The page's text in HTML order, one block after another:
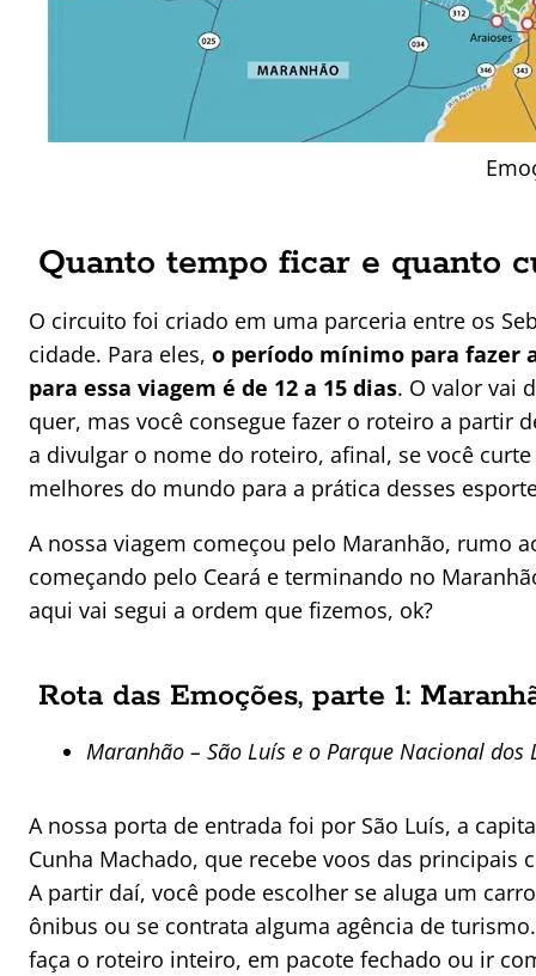
Quanto tempo ficar e quanto
O circuito foi criado em uma parceria entre os
cidade. Para eles, o período mínimo para fazer
para essa viagem é de 12 a 15 dias. O valor vai
quer, mas você consegue fazer o roteiro a partir
a divulgar o nome do roteiro, afinal, se você
melhores do mundo para a prática desses
A nossa viagem começou pelo Maranhão, rumo
começando pelo Ceará e terminando no
aqui vai segui a ordem que fizemos, ok?
Rota das Emoções, parte 1:
Maranhão – São Luís e o Parque Nacional dos
A nossa porta de entrada foi por São Luís, a
Cunha Machado, que recebe voos das
A partir daí, você pode escolher se aluga um
ônibus ou se contrata alguma agência de
faça o roteiro inteiro, em pacote fechado ou ir